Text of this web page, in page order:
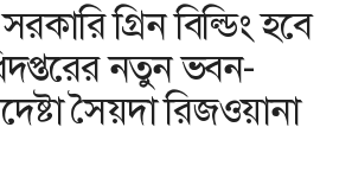
গ্রিন বিল্ডিং হবে
নতুন ভবন-
সৈয়দা রিজওয়ানা